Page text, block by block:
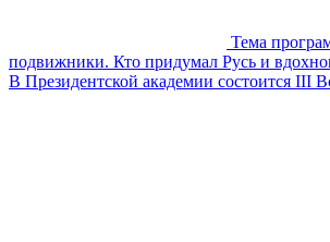
Тема
подвижники. Кто придумал Русь и
В Президентской академии состоится III